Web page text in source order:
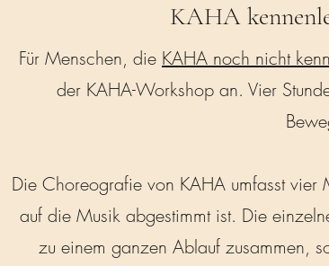
KAHA
Für Menschen, die KAHA noch nicht
der KAHA-Workshop an. Vier
Die Choreografie von KAHA umfasst vier
auf die Musik abgestimmt ist. Die
zu einem ganzen Ablauf zusammen,